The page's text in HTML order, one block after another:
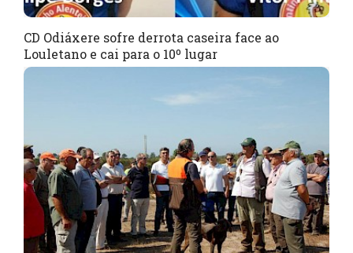
CD Odiáxere sofre derrota caseira face ao
Louletano e cai para o 10º lugar